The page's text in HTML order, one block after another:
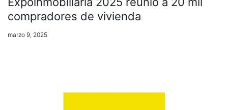
compradores de vivienda
marzo 9, 2025